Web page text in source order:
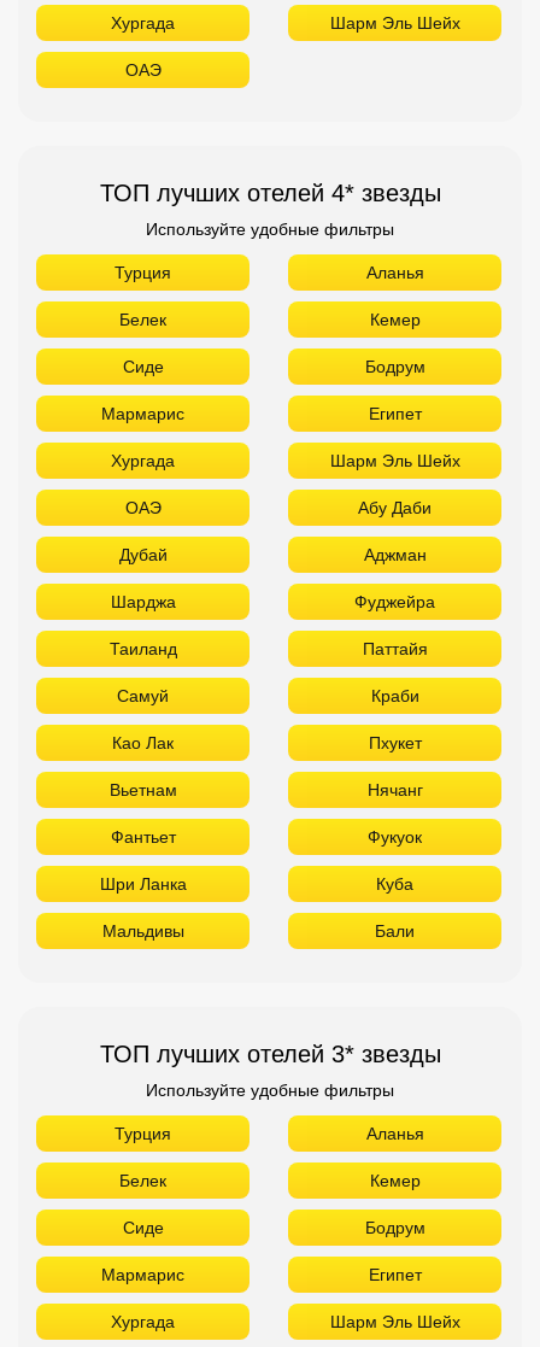
Хургада Шарм Эль Шейх
ОАЭ
ТОП лучших отелей 4* звезды
Используйте удобные фильтры
Турция Аланья
Белек Кемер
Сиде Бодрум
Мармарис Египет
Хургада Шарм Эль Шейх
ОАЭ Абу Даби
Дубай Аджман
Шарджа Фуджейра
Таиланд Паттайя
Самуй Краби
Као Лак Пхукет
Вьетнам Нячанг
Фантьет Фукуок
Шри Ланка Куба
Мальдивы Бали
ТОП лучших отелей 3* звезды
Используйте удобные фильтры
Турция Аланья
Белек Кемер
Сиде Бодрум
Мармарис Египет
Хургада Шарм Эль Шейх